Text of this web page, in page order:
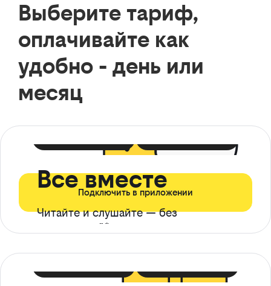
Выберите тариф,
оплачивайте как
удобно - день или
месяц
Все вместе
Читайте и слушайте — без
ограничений*
Подключить в приложении